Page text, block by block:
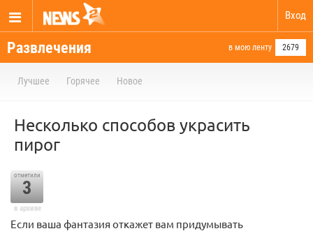
Вход
Развлечения в мою ленту 2679
Лучшее Горячее Новое
Несколько способов украсить
пирог
отметили
3
в архиве
Если ваша фантазия откажет вам придумывать